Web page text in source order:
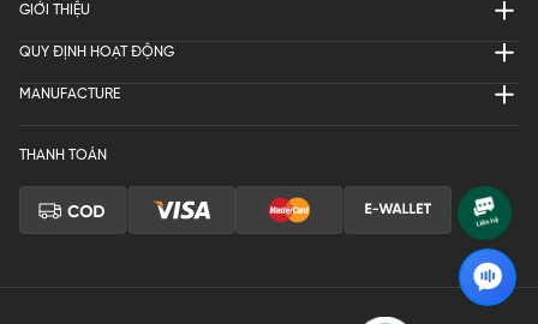
GIỚI THIỆU
QUY ĐỊNH HOẠT ĐỘNG
MANUFACTURE
THANH TOÁN